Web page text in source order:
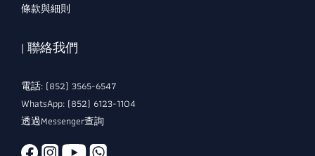
條款與細則
| 聯絡我們
電話: (852) 3565-6547
WhatsApp: (852) 6123-1104
透過Messenger查詢